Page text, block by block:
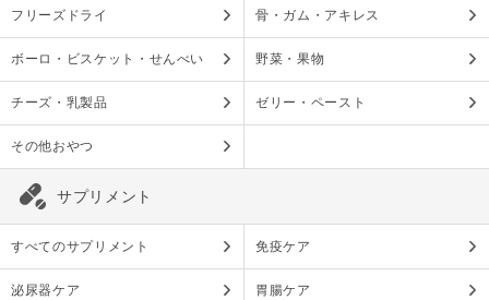
フリーズドライ 骨・ガム・アキレス
ボーロ・ビスケット・せんべい 野菜・果物
チーズ・乳製品 ゼリー・ペースト
その他おやつ
サプリメント
すべてのサプリメント 免疫ケア
泌尿器ケア 胃腸ケア